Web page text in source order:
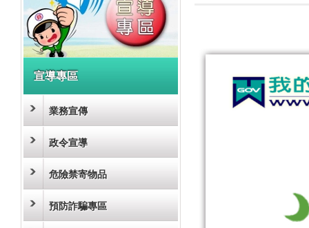
宣導專區
業務宣傳
政令宣導
危險禁寄物品
預防詐騙專區